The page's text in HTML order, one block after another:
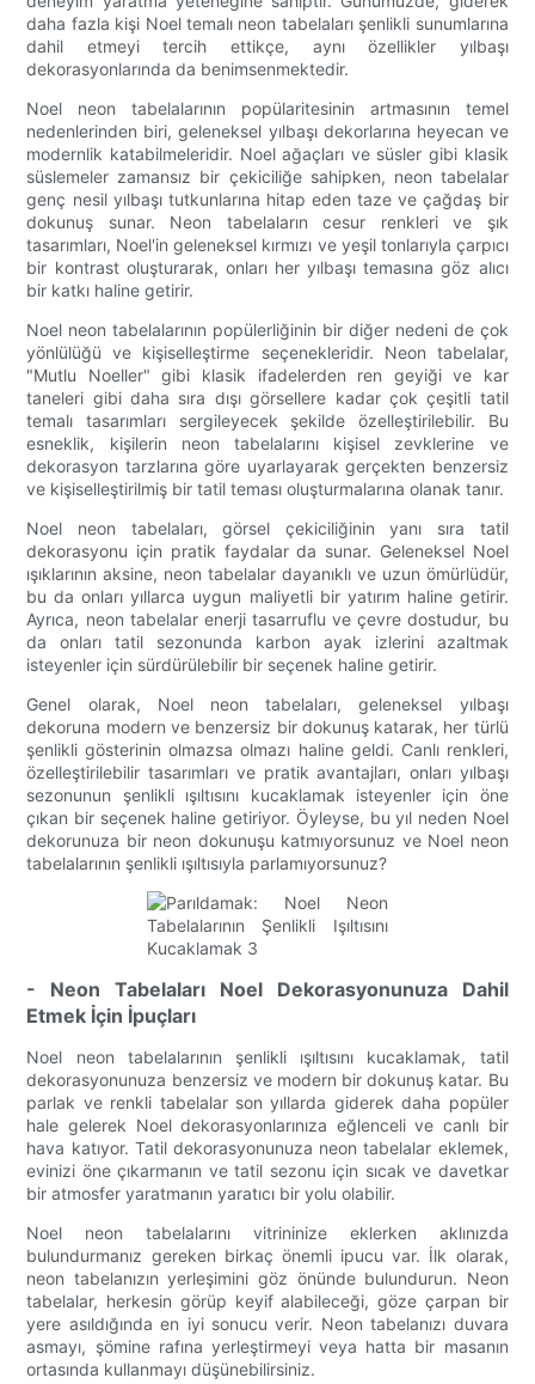
daha fazla kişi Noel temalı neon tabelaları şenlikli sunumlarına
dahil etmeyi tercih ettikçe, aynı özellikler yılbaşı
dekorasyonlarında da benimsenmektedir.
Noel neon tabelalarının popülaritesinin artmasının temel
nedenlerinden biri, geleneksel yılbaşı dekorlarına heyecan ve
modernlik katabilmeleridir. Noel ağaçları ve süsler gibi klasik
süslemeler zamansız bir çekiciliğe sahipken, neon tabelalar
genç nesil yılbaşı tutkunlarına hitap eden taze ve çağdaş bir
dokunuş sunar. Neon tabelaların cesur renkleri ve şık
tasarımları, Noel'in geleneksel kırmızı ve yeşil tonlarıyla çarpıcı
bir kontrast oluşturarak, onları her yılbaşı temasına göz alıcı
bir katkı haline getirir.
Noel neon tabelalarının popülerliğinin bir diğer nedeni de çok
yönlülüğü ve kişiselleştirme seçenekleridir. Neon tabelalar,
"Mutlu Noeller" gibi klasik ifadelerden ren geyiği ve kar
taneleri gibi daha sıra dışı görsellere kadar çok çeşitli tatil
temalı tasarımları sergileyecek şekilde özelleştirilebilir. Bu
esneklik, kişilerin neon tabelalarını kişisel zevklerine ve
dekorasyon tarzlarına göre uyarlayarak gerçekten benzersiz
ve kişiselleştirilmiş bir tatil teması oluşturmalarına olanak tanır.
Noel neon tabelaları, görsel çekiciliğinin yanı sıra tatil
dekorasyonu için pratik faydalar da sunar. Geleneksel Noel
ışıklarının aksine, neon tabelalar dayanıklı ve uzun ömürlüdür,
bu da onları yıllarca uygun maliyetli bir yatırım haline getirir.
Ayrıca, neon tabelalar enerji tasarruflu ve çevre dostudur, bu
da onları tatil sezonunda karbon ayak izlerini azaltmak
isteyenler için sürdürülebilir bir seçenek haline getirir.
Genel olarak, Noel neon tabelaları, geleneksel yılbaşı
dekoruna modern ve benzersiz bir dokunuş katarak, her türlü
şenlikli gösterinin olmazsa olmazı haline geldi. Canlı renkleri,
özelleştirilebilir tasarımları ve pratik avantajları, onları yılbaşı
sezonunun şenlikli ışıltısını kucaklamak isteyenler için öne
çıkan bir seçenek haline getiriyor. Öyleyse, bu yıl neden Noel
dekorunuza bir neon dokunuşu katmıyorsunuz ve Noel neon
tabelalarının şenlikli ışıltısıyla parlamıyorsunuz?
- Neon Tabelaları Noel Dekorasyonunuza Dahil
Etmek İçin İpuçları
Noel neon tabelalarının şenlikli ışıltısını kucaklamak, tatil
dekorasyonunuza benzersiz ve modern bir dokunuş katar. Bu
parlak ve renkli tabelalar son yıllarda giderek daha popüler
hale gelerek Noel dekorasyonlarınıza eğlenceli ve canlı bir
hava katıyor. Tatil dekorasyonunuza neon tabelalar eklemek,
evinizi öne çıkarmanın ve tatil sezonu için sıcak ve davetkar
bir atmosfer yaratmanın yaratıcı bir yolu olabilir.
Noel neon tabelalarını vitrininize eklerken aklınızda
bulundurmanız gereken birkaç önemli ipucu var. İlk olarak,
neon tabelanızın yerleşimini göz önünde bulundurun. Neon
tabelalar, herkesin görüp keyif alabileceği, göze çarpan bir
yere asıldığında en iyi sonucu verir. Neon tabelanızı duvara
asmayı, şömine rafına yerleştirmeyi veya hatta bir masanın
ortasında kullanmayı düşünebilirsiniz.